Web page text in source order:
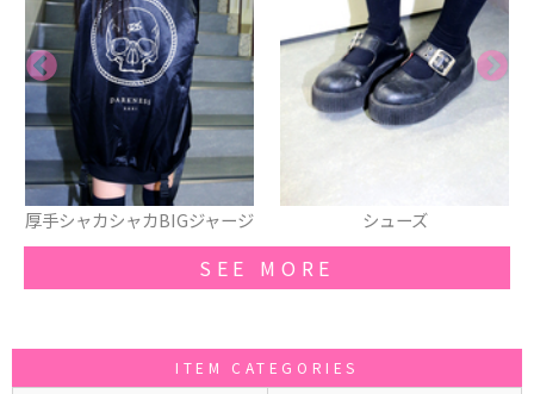
厚手シャカシャカBIGジャージ シューズ
SEE MORE
ITEM CATEGORIES